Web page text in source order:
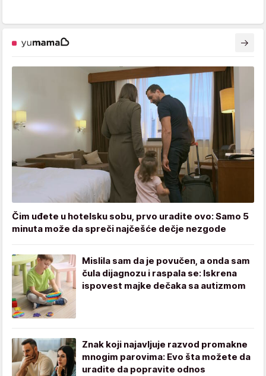
Čim uđete u hotelsku sobu, prvo uradite ovo: Samo 5
minuta može da spreči najčešće dečje nezgode
Mislila sam da je povučen, a onda sam
čula dijagnozu i raspala se: Iskrena
ispovest majke dečaka sa autizmom
Znak koji najavljuje razvod promakne
mnogim parovima: Evo šta možete da
uradite da popravite odnos